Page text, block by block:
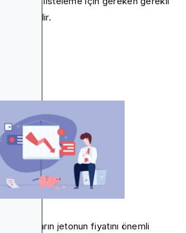
tüccarların jetonun fiyatını önemli